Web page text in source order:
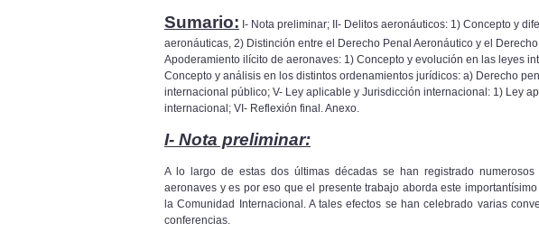
Sumario: I- Nota preliminar; II- Delitos aeronáuticos: 1) Concepto y
aeronáuticas, 2) Distinción entre el Derecho Penal Aeronáutico y el
Apoderamiento ilícito de aeronaves: 1) Concepto y evolución en las leyes
Concepto y análisis en los distintos ordenamientos jurídicos: a) Derecho
internacional público; V- Ley aplicable y Jurisdicción internacional: 1) Ley
internacional; VI- Reflexión final. Anexo.
I- Nota preliminar:
A lo largo de estas dos últimas décadas se han registrado
aeronaves y es por eso que el presente trabajo aborda este
la Comunidad Internacional. A tales efectos se han celebrado varias
conferencias.